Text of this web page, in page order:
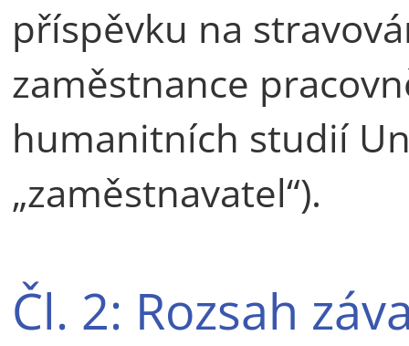
příspěvku na
zaměstnance
humanitních studií
„zaměstnavatel“).
Čl. 2: Rozsah